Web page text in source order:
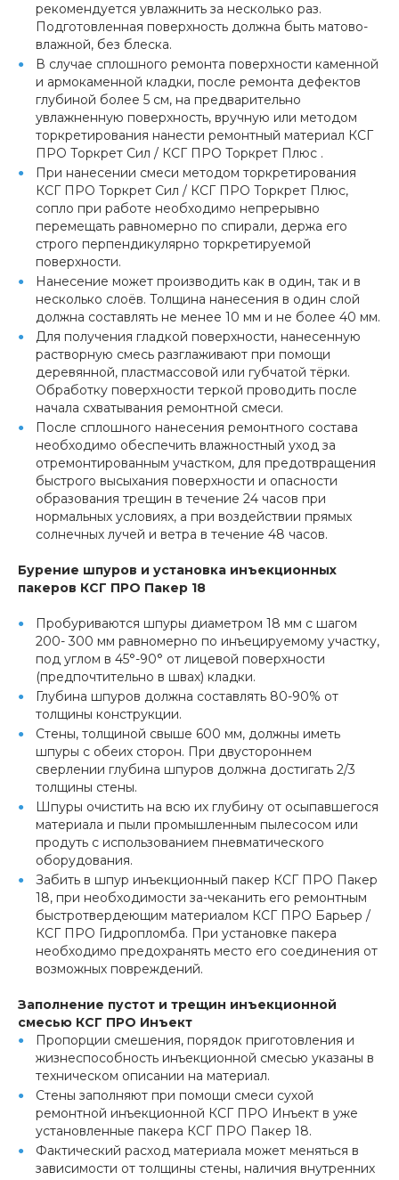
рекомендуется увлажнить за несколько раз.
Подготовленная поверхность должна быть матово-
влажной, без блеска.
В случае сплошного ремонта поверхности каменной
и армокаменной кладки, после ремонта дефектов
глубиной более 5 см, на предварительно
увлажненную поверхность, вручную или методом
торкретирования нанести ремонтный материал КСГ
ПРО Торкрет Сил / КСГ ПРО Торкрет Плюс .
При нанесении смеси методом торкретирования
КСГ ПРО Торкрет Сил / КСГ ПРО Торкрет Плюс,
сопло при работе необходимо непрерывно
перемещать равномерно по спирали, держа его
строго перпендикулярно торкретируемой
поверхности.
Нанесение может производить как в один, так и в
несколько слоёв. Толщина нанесения в один слой
должна составлять не менее 10 мм и не более 40 мм.
Для получения гладкой поверхности, нанесенную
растворную смесь разглаживают при помощи
деревянной, пластмассовой или губчатой тёрки.
Обработку поверхности теркой проводить после
начала схватывания ремонтной смеси.
После сплошного нанесения ремонтного состава
необходимо обеспечить влажностный уход за
отремонтированным участком, для предотвращения
быстрого высыхания поверхности и опасности
образования трещин в течение 24 часов при
нормальных условиях, а при воздействии прямых
солнечных лучей и ветра в течение 48 часов.
Бурение шпуров и установка инъекционных
пакеров КСГ ПРО Пакер 18
Пробуриваются шпуры диаметром 18 мм с шагом
200- 300 мм равномерно по инъецируемому участку,
под углом в 45°-90° от лицевой поверхности
(предпочтительно в швах) кладки.
Глубина шпуров должна составлять 80-90% от
толщины конструкции.
Стены, толщиной свыше 600 мм, должны иметь
шпуры с обеих сторон. При двустороннем
сверлении глубина шпуров должна достигать 2/3
толщины стены.
Шпуры очистить на всю их глубину от осыпавшегося
материала и пыли промышленным пылесосом или
продуть с использованием пневматического
оборудования.
Забить в шпур инъекционный пакер КСГ ПРО Пакер
18, при необходимости за-чеканить его ремонтным
быстротвердеющим материалом КСГ ПРО Барьер /
КСГ ПРО Гидропломба. При установке пакера
необходимо предохранять место его соединения от
возможных повреждений.
Заполнение пустот и трещин инъекционной
смесью КСГ ПРО Инъект
Пропорции смешения, порядок приготовления и
жизнеспособность инъекционной смесью указаны в
техническом описании на материал.
Стены заполняют при помощи смеси сухой
ремонтной инъекционной КСГ ПРО Инъект в уже
установленные пакера КСГ ПРО Пакер 18.
Фактический расход материала может меняться в
зависимости от толщины стены, наличия внутренних